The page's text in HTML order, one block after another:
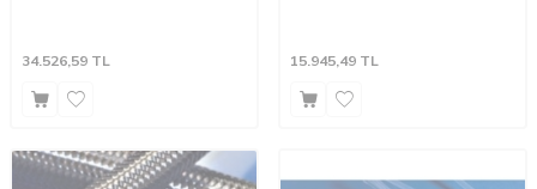
34.526,59 TL 15.945,49 TL